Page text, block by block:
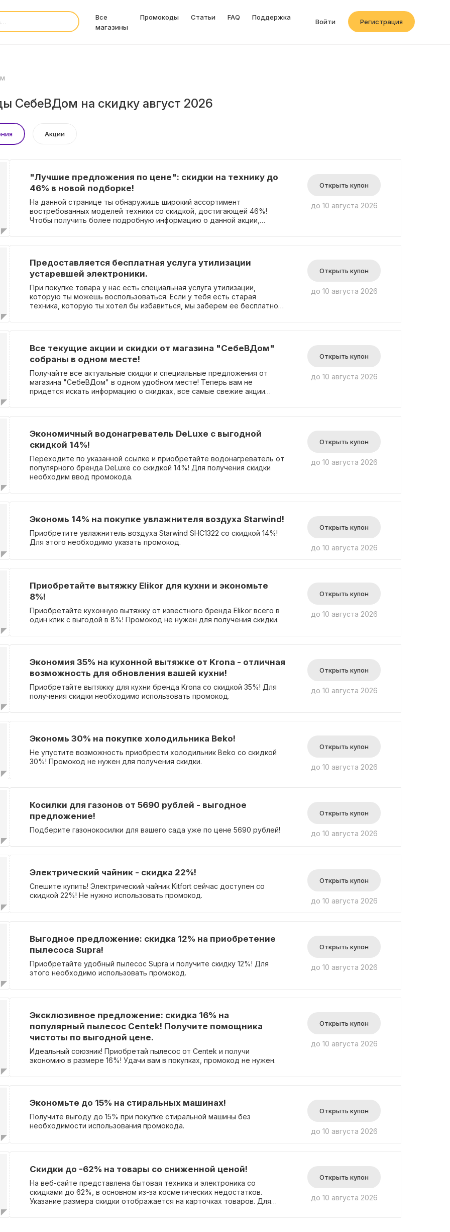
Все
магазины
Промокоды Статьи FAQ Поддержка
Войти Регистрация
СебеВДом на скидку август 2026
Акции
"Лучшие предложения по цене": скидки на технику до
46% в новой подборке!
На данной странице ты обнаружишь широкий ассортимент
востребованных моделей техники со скидкой, достигающей 46%!
Чтобы получить более подробную информацию о данной акции,
Открыть купон
до 10 августа 2026
Предоставляется бесплатная услуга утилизации
устаревшей электроники.
При покупке товара у нас есть специальная услуга утилизации,
которую ты можешь воспользоваться. Если у тебя есть старая
техника, которую ты хотел бы избавиться, мы заберем ее бесплатно,
промокод.
Открыть купон
до 10 августа 2026
Все текущие акции и скидки от магазина "СебеВДом"
собраны в одном месте!
Получайте все актуальные скидки и специальные предложения от
магазина "СебеВДом" в одном удобном месте! Теперь вам не
придется искать информацию о скидках, все самые свежие акции
Открыть купон
до 10 августа 2026
Экономичный водонагреватель DeLuxe с выгодной
скидкой 14%!
Переходите по указанной ссылке и приобретайте водонагреватель от
популярного бренда DeLuxe со скидкой 14%! Для получения скидки
необходим ввод промокода.
Открыть купон
до 10 августа 2026
Экономь 14% на покупке увлажнителя воздуха Starwind!
Приобретите увлажнитель воздуха Starwind SHC1322 со скидкой 14%!
Для этого необходимо указать промокод.
Открыть купон
до 10 августа 2026
Приобретайте вытяжку Elikor для кухни и экономьте
8%!
Приобретайте кухонную вытяжку от известного бренда Elikor всего в
один клик с выгодой в 8%! Промокод не нужен для получения скидки.
Открыть купон
до 10 августа 2026
Экономия 35% на кухонной вытяжке от Krona - отличная
возможность для обновления вашей кухни!
Приобретайте вытяжку для кухни бренда Krona со скидкой 35%! Для
получения скидки необходимо использовать промокод.
Открыть купон
до 10 августа 2026
Экономь 30% на покупке холодильника Beko!
Не упустите возможность приобрести холодильник Beko со скидкой
30%! Промокод не нужен для получения скидки.
Открыть купон
до 10 августа 2026
Косилки для газонов от 5690 рублей - выгодное
предложение!
Подберите газонокосилки для вашего сада уже по цене 5690 рублей!
Открыть купон
до 10 августа 2026
Электрический чайник - скидка 22%!
Спешите купить! Электрический чайник Kitfort сейчас доступен со
скидкой 22%! Не нужно использовать промокод.
Открыть купон
до 10 августа 2026
Выгодное предложение: скидка 12% на приобретение
пылесоса Supra!
Приобретайте удобный пылесос Supra и получите скидку 12%! Для
этого необходимо использовать промокод.
Открыть купон
до 10 августа 2026
Эксклюзивное предложение: скидка 16% на
популярный пылесос Centek! Получите помощника
чистоты по выгодной цене.
Идеальный союзник! Приобретай пылесос от Centek и получи
экономию в размере 16%! Удачи вам в покупках, промокод не нужен.
Открыть купон
до 10 августа 2026
Экономьте до 15% на стиральных машинах!
Получите выгоду до 15% при покупке стиральной машины без
необходимости использования промокода.
Открыть купон
до 10 августа 2026
Скидки до -62% на товары со сниженной ценой!
На веб-сайте представлена бытовая техника и электроника со
скидками до 62%, в основном из-за косметических недостатков.
Указание размера скидки отображается на карточках товаров. Для
Открыть купон
до 10 августа 2026